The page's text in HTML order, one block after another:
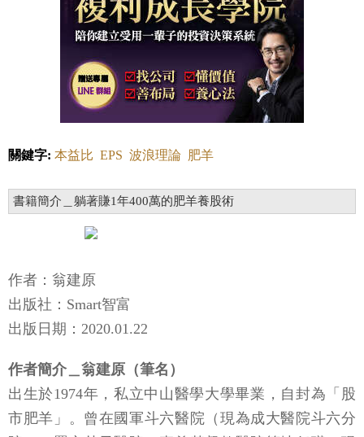
關鍵字: 本益比 EPS 波浪理論 肥羊
書籍簡介＿躺著賺1年400萬的肥羊養股術
作者：翁建原
出版社：Smart智富
出版日期：2020.01.22
作者簡介＿翁建原（筆名）
出生於1974年，私立中山醫學大學畢業，自封為「股
市肥羊」。曾在國軍斗六醫院（現為成大醫院斗六分